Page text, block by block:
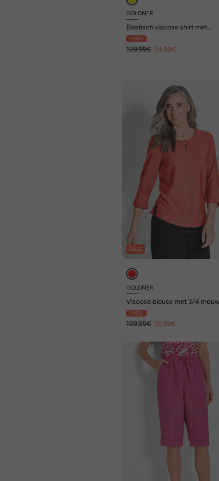
GOLDNER
Elastisch viscose shirt met
veelkleurige all-overprint en
hals
- 50%
109,99€ 54,99€
SALE
GOLDNER
Viscose blouse met 3/4
ronde hals
- 45%
109,99€ 59,99€